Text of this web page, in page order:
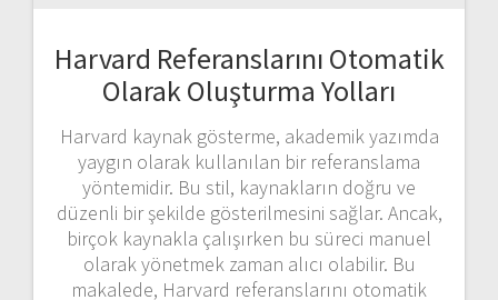
Harvard Referanslarını Otomatik
Olarak Oluşturma Yolları
Harvard kaynak gösterme, akademik yazımda
yaygın olarak kullanılan bir referanslama
yöntemidir. Bu stil, kaynakların doğru ve
düzenli bir şekilde gösterilmesini sağlar. Ancak,
birçok kaynakla çalışırken bu süreci manuel
olarak yönetmek zaman alıcı olabilir. Bu
makalede, Harvard referanslarını otomatik